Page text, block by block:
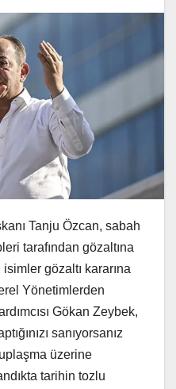
Tanju Özcan, sabah
tarafından gözaltına
isimler gözaltı kararına
Yönetimlerden
Gökan Zeybek,
sanıyorsanız
üzerine
tarihin tozlu